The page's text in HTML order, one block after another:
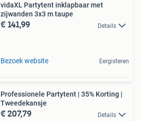
vidaXL Partytent inklapbaar met
zijwanden 3x3 m taupe
€ 141,99 Details
Bezoek website Eergisteren
Professionele Partytent | 35% Korting |
Tweedekansje
€ 207,79 Details